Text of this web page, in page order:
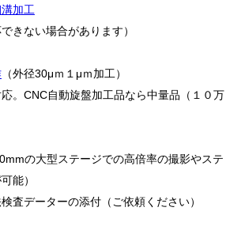
加工
きない場合があります）
（外径30μｍ１μｍ加工）
。CNC自動旋盤加工品なら中量品（１０万
の大型ステージでの高倍率の撮影やステ
能）
査データーの添付（ご依頼ください）